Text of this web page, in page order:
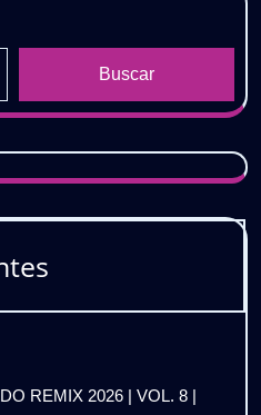
Buscar
REMIX 2026 | VOL. 8 |